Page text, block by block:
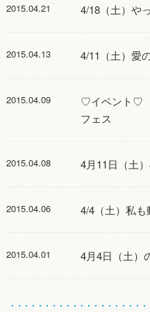
2015.04.21 4/18（土）や
2015.04.13 4/11（土）愛
2015.04.09
♡イベント♡
フェス
2015.04.08 4月11日（土
2015.04.06 4/4（土）私
2015.04.01 4月4日（土）